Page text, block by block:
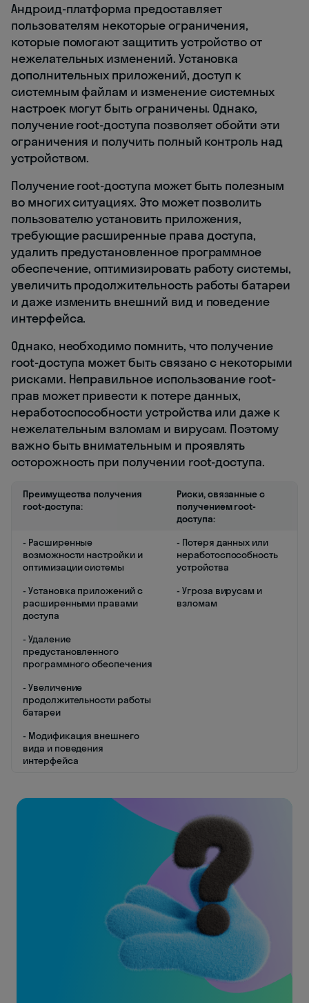
Андроид-платформа предоставляет
пользователям некоторые ограничения,
которые помогают защитить устройство от
нежелательных изменений. Установка
дополнительных приложений, доступ к
системным файлам и изменение системных
настроек могут быть ограничены. Однако,
получение root-доступа позволяет обойти эти
ограничения и получить полный контроль над
устройством.
Получение root-доступа может быть полезным
во многих ситуациях. Это может позволить
пользователю установить приложения,
требующие расширенные права доступа,
удалить предустановленное программное
обеспечение, оптимизировать работу системы,
увеличить продолжительность работы батареи
и даже изменить внешний вид и поведение
интерфейса.
Однако, необходимо помнить, что получение
root-доступа может быть связано с некоторыми
рисками. Неправильное использование root-
прав может привести к потере данных,
неработоспособности устройства или даже к
нежелательным взломам и вирусам. Поэтому
важно быть внимательным и проявлять
осторожность при получении root-доступа.
Преимущества получения
root-доступа:
Риски, связанные с
получением root-
доступа:
- Расширенные
возможности настройки и
оптимизации системы
- Потеря данных или
неработоспособность
устройства
- Установка приложений с
расширенными правами
доступа
- Угроза вирусам и
взломам
- Удаление
предустановленного
программного обеспечения
- Увеличение
продолжительности работы
батареи
- Модификация внешнего
вида и поведения
интерфейса